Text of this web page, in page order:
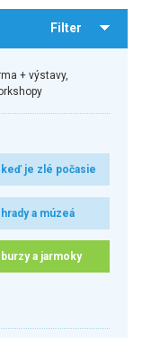
Filter
+ výstavy,
keď je zlé počasie
hrady a múzeá
burzy a jarmoky